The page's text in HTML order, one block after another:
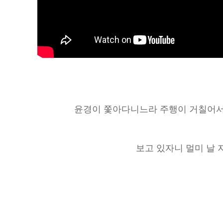
윤경이 쫓아다니느라 주행이 거칠어
보고 있자니 멀미 날